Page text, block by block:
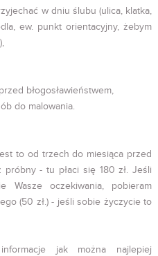
w dniu ślubu (ulica, klatka,
ew. punkt orientacyjny, żebym
błogosławieństwem,
do malowania.
to od trzech do miesiąca przed
próbny - tu płaci się 180 zł. Jeśli
Wasze oczekiwania, pobieram
(50 zł.) - jeśli sobie życzycie to
jak można najlepiej